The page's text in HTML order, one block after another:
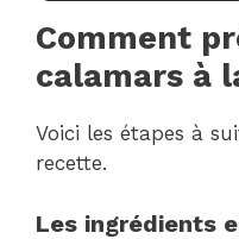
Comment
calamars à
Voici les étapes à
recette.
Les ingrédients